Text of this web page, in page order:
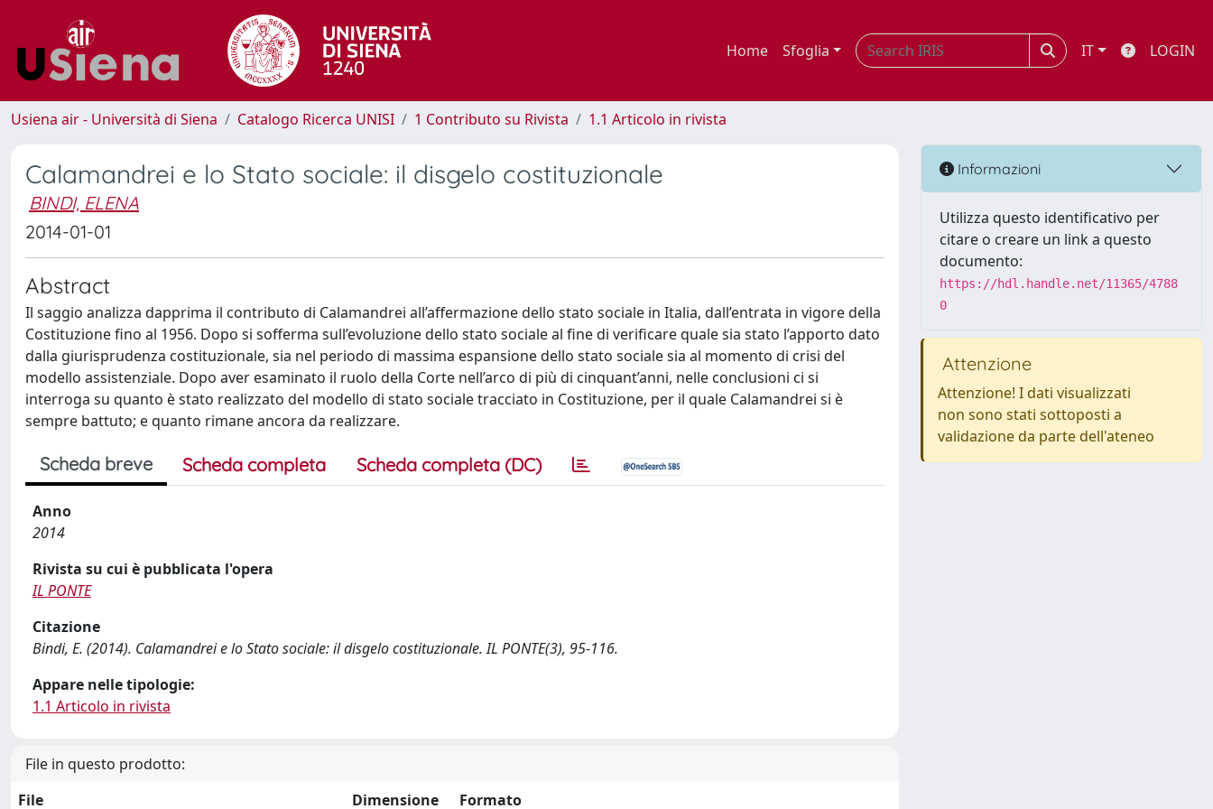
Home Sfoglia IT LOGIN
Usiena air - Università di Siena Catalogo Ricerca UNISI 1 Contributo su Rivista 1.1 Articolo in rivista
Calamandrei e lo Stato sociale: il disgelo costituzionale
BINDI, ELENA
2014-01-01
Abstract
Il saggio analizza dapprima il contributo di Calamandrei all’affermazione dello stato sociale in Italia, dall’entrata in vigore della
Costituzione fino al 1956. Dopo si sofferma sull’evoluzione dello stato sociale al fine di verificare quale sia stato l’apporto dato
dalla giurisprudenza costituzionale, sia nel periodo di massima espansione dello stato sociale sia al momento di crisi del
modello assistenziale. Dopo aver esaminato il ruolo della Corte nell’arco di più di cinquant’anni, nelle conclusioni ci si
interroga su quanto è stato realizzato del modello di stato sociale tracciato in Costituzione, per il quale Calamandrei si è
sempre battuto; e quanto rimane ancora da realizzare.
Scheda breve Scheda completa Scheda completa (DC)
Anno
2014
Rivista su cui è pubblicata l'opera
IL PONTE
Citazione
Bindi, E. (2014). Calamandrei e lo Stato sociale: il disgelo costituzionale. IL PONTE(3), 95-116.
Appare nelle tipologie:
1.1 Articolo in rivista
File in questo prodotto:
File
Dimensione Formato
Informazioni
Utilizza questo identificativo per
citare o creare un link a questo
documento:
https://hdl.handle.net/11365/4788
0
Attenzione
Attenzione! I dati visualizzati
non sono stati sottoposti a
validazione da parte dell'ateneo